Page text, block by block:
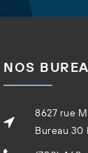
NOS
8627 rue
Bureau 30